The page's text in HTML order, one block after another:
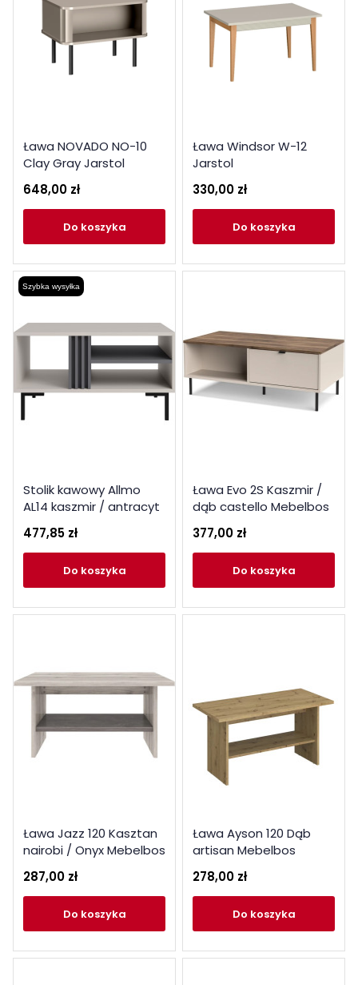
Ława NOVADO NO-10
Clay Gray Jarstol
648,00 zł
do koszyka
Ława Windsor W-12
Jarstol
330,00 zł
do koszyka
Szybka wysyłka
Stolik kawowy Allmo
AL14 kaszmir / antracyt
477,85 zł
do koszyka
Ława Evo 2S Kaszmir /
dąb castello Mebelbos
377,00 zł
do koszyka
Ława Jazz 120 Kasztan
nairobi / Onyx Mebelbos
287,00 zł
do koszyka
Ława Ayson 120 Dąb
artisan Mebelbos
278,00 zł
do koszyka